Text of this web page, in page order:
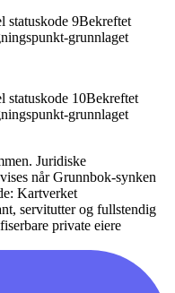
statuskode 9Bekreftet
grunnlaget
statuskode 10Bekreftet
grunnlaget
Juridiske
når Grunnbok-synken
Kartverket
servitutter og fullstendig
private eiere